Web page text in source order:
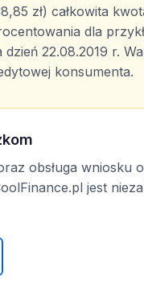
zł) całkowita
dla
dzień 22.08.2019 r.
konsumenta.
obsługa wniosku
jest